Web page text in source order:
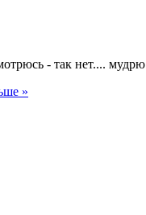
- так нет.... мудрю
»